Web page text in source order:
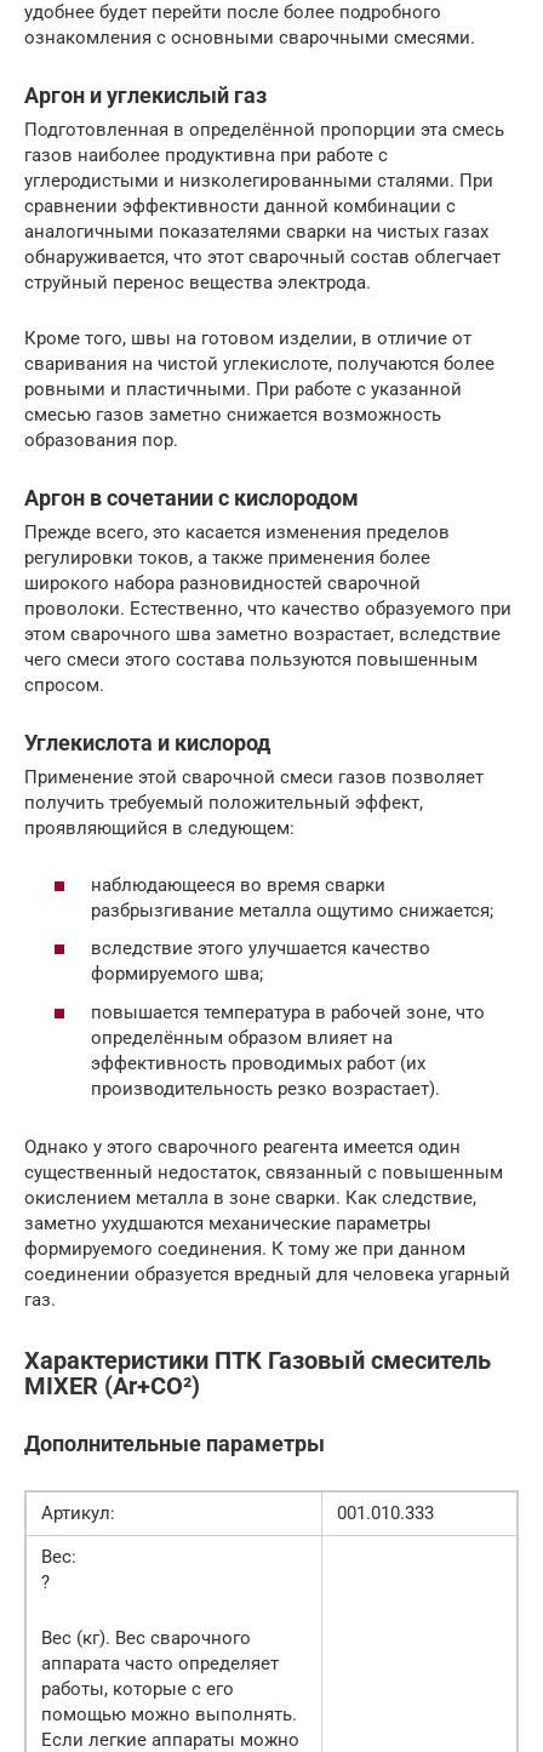
удобнее будет перейти после более подробного
ознакомления с основными сварочными смесями.
Аргон и углекислый газ
Подготовленная в определённой пропорции эта смесь
газов наиболее продуктивна при работе с
углеродистыми и низколегированными сталями. При
сравнении эффективности данной комбинации с
аналогичными показателями сварки на чистых газах
обнаруживается, что этот сварочный состав облегчает
струйный перенос вещества электрода.
Кроме того, швы на готовом изделии, в отличие от
сваривания на чистой углекислоте, получаются более
ровными и пластичными. При работе с указанной
смесью газов заметно снижается возможность
образования пор.
Аргон в сочетании с кислородом
Прежде всего, это касается изменения пределов
регулировки токов, а также применения более
широкого набора разновидностей сварочной
проволоки. Естественно, что качество образуемого при
этом сварочного шва заметно возрастает, вследствие
чего смеси этого состава пользуются повышенным
спросом.
Углекислота и кислород
Применение этой сварочной смеси газов позволяет
получить требуемый положительный эффект,
проявляющийся в следующем:
наблюдающееся во время сварки
разбрызгивание металла ощутимо снижается;
вследствие этого улучшается качество
формируемого шва;
повышается температура в рабочей зоне, что
определённым образом влияет на
эффективность проводимых работ (их
производительность резко возрастает).
Однако у этого сварочного реагента имеется один
существенный недостаток, связанный с повышенным
окислением металла в зоне сварки. Как следствие,
заметно ухудшаются механические параметры
формируемого соединения. К тому же при данном
соединении образуется вредный для человека угарный
газ.
Характеристики ПТК Газовый смеситель
MIXER (Ar+CO²)
Дополнительные параметры
Артикул:
001.010.333
Вес:
?
Вес (кг). Вес сварочного
аппарата часто определяет
работы, которые с его
помощью можно выполнять.
Если легкие аппараты можно